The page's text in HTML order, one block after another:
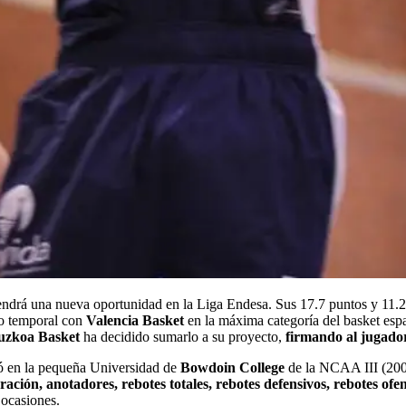
una nueva oportunidad en la Liga Endesa. Sus 17.7 puntos y
temporal con Valencia Basket en la máxima categoría del basket
Basket ha decidido sumarlo a su proyecto, firmando al
la pequeña Universidad de Bowdoin College de la NCAA III
anotadores, rebotes totales, rebotes defensivos, rebotes